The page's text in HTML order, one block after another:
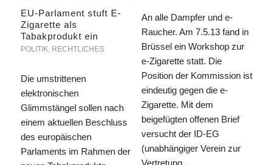
EU-Parlament stuft E-
Zigarette als
Tabakprodukt ein
POLITIK, RECHTLICHES
Die umstrittenen
elektronischen
Glimmstängel sollen nach
einem aktuellen Beschluss
des europäischen
Parlaments im Rahmen der
An alle Dampfer und e-
Raucher. Am 7.5.13 fand in
Brüssel ein Workshop zur
e-Zigarette statt. Die
Position der Kommission ist
eindeutig gegen die e-
Zigarette. Mit dem
beigefügten offenen Brief
versucht der ID-EG
(unabhängiger Verein zur
Vertretung…